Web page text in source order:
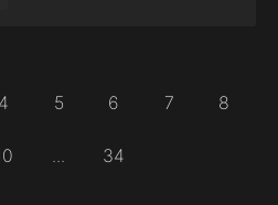
4 5 6 7 8
34